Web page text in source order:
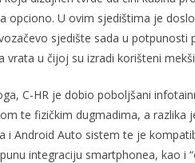
opciono. U ovim sjedištima je
sjedište sada u
vrata u čijoj su izradi korišteni
C-HR je dobio poboljšani
te fizičkim dugmadima, a razlika
i Android Auto sistem te je
integraciju smartphonea, kao i